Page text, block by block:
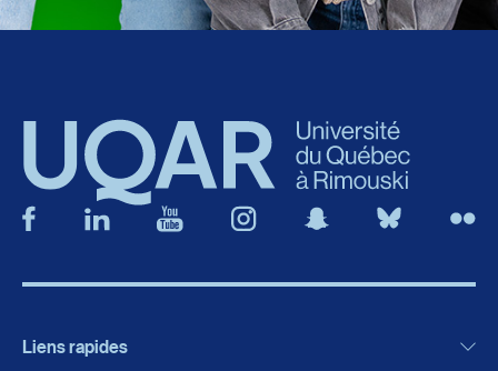
Liens rapides